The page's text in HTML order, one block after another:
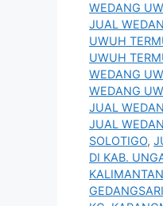
WEDANG
JUAL
UWUH
UWUH
WEDANG
WEDANG
JUAL
JUAL
SOLOTIGO,
DI KAB.
KALIMANTAN
GEDANGSARI